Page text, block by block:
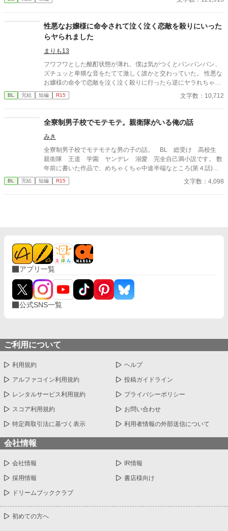
ています。 もしよろしければ感想などいただけましたら大変励み
r➡ https://twitter.com/toki_doki109 表紙イラスト：toki 背景/ロゴデ
ザイン：こな様(@konya0924)
性悪なお嬢様に命令されて泣く泣く恋敵を殺りにいった
らヤられました
まりも13
フワフワとした酩酊状態が薄れ、僕は気がつくとパンパンパン、
ズチュッと卑猥な音をたてて激しく誰かと交わっていた。 性悪な
お嬢様の命令で恋敵を泣く泣く殺りに行ったら逆にヤラれちゃっ
た、ちょっとアホな子の話です。 （ムーンライトノベルにも掲載
しています）
BL 完結 短編 R15 文字数：10,712
全寮制男子校でモテモテ。親衛隊がいる俺の話
みき
全寮制男子校でモテモテな男の子の話。 BL 総受け 高校生
親衛隊 王道 学園 ヤンデレ 溺愛 完全自己満小説です。 数
年前に書いた作品で、めちゃくちゃ中途半端なところ(第４話)で
終わります。実験的公開作品
BL 完結 短編 R15 文字数：4,098
アプリ一覧
公式SNS一覧
ご利用について
利用規約 ヘルプ
アルファコイン利用規約 投稿ガイドライン
レンタルサービス利用規約 プライバシーポリシー
スコア利用規約 お問い合わせ
特定商取引法に基づく表示 利用者情報の外部送信について
会社情報
会社情報 IR情報
採用情報 書店様向け
ドリームブッククラブ
初めての方へ